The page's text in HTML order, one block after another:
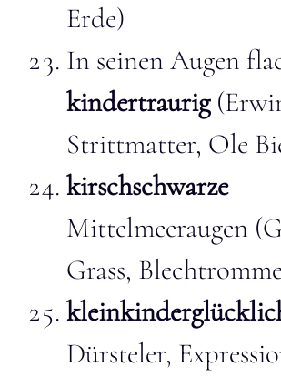
Erde)
In seinen Augen
kindertraurig
Strittmatter, Ole
kirschschwarze
Mittelmeeraugen
Grass,
Dürsteler,